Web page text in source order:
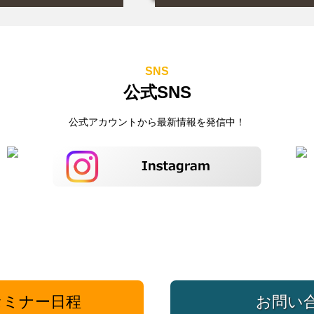
SNS
公式SNS
公式アカウントから最新情報を発信中！
ナー日程 お問い